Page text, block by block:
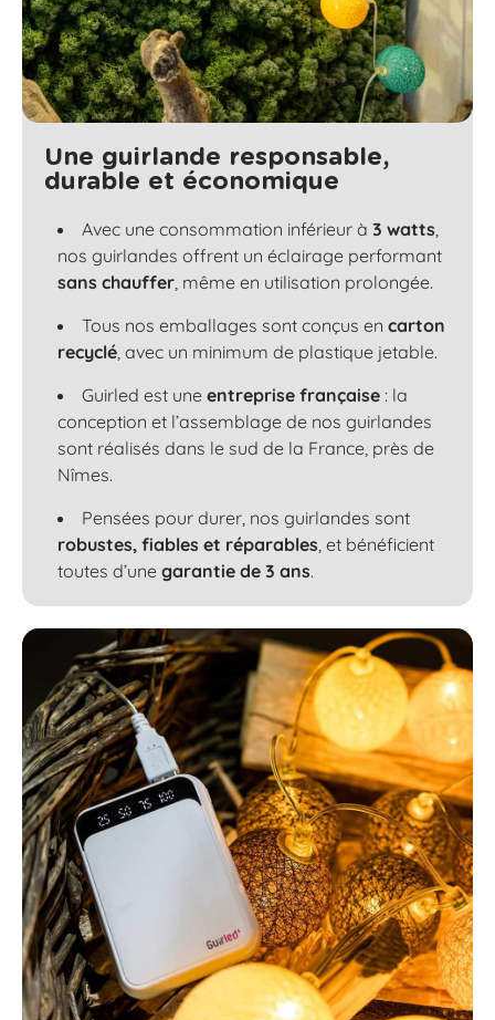
Une guirlande responsable,
durable et économique
Avec une consommation inférieur à 3 watts
nos guirlandes offrent un éclairage performant
sans chauffer , même en utilisation prolongée.
Tous nos emballages sont conçus en carton
recyclé , avec un minimum de plastique jetable.
Guirled est une entreprise française : la
conception et l’assemblage de nos guirlandes
sont réalisés dans le sud de la France, près de
Nîmes.
Pensées pour durer, nos guirlandes sont
robustes, fiables et réparables , et bénéficient
toutes d’une garantie de 3 ans.